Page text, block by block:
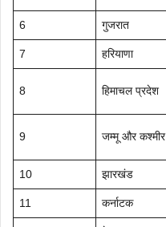
6 गुजरात
7 हरियाणा
8 हिमाचल प्रदेश
9 जम्मू और कश्मीर
10 झारखंड
11 कर्नाटक